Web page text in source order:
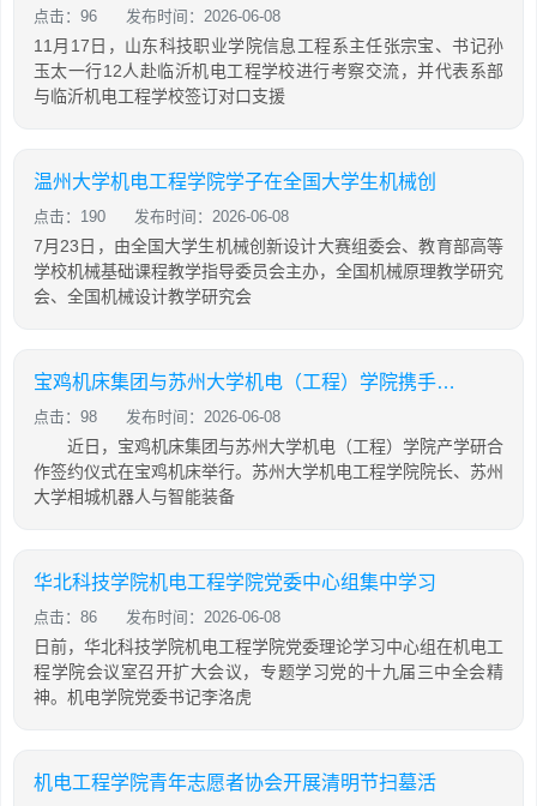
点击：96 发布时间：2026-06-08
11月17日，山东科技职业学院信息工程系主任张宗宝、书记孙
玉太一行12人赴临沂机电工程学校进行考察交流，并代表系部
与临沂机电工程学校签订对口支援
温州大学机电工程学院学子在全国大学生机械创
点击：190 发布时间：2026-06-08
7月23日，由全国大学生机械创新设计大赛组委会、教育部高等
学校机械基础课程教学指导委员会主办，全国机械原理教学研究
会、全国机械设计教学研究会
宝鸡机床集团与苏州大学机电（工程）学院携手智能制造产学研合作
点击：98 发布时间：2026-06-08
近日，宝鸡机床集团与苏州大学机电（工程）学院产学研合
作签约仪式在宝鸡机床举行。苏州大学机电工程学院院长、苏州
大学相城机器人与智能装备
华北科技学院机电工程学院党委中心组集中学习
点击：86 发布时间：2026-06-08
日前，华北科技学院机电工程学院党委理论学习中心组在机电工
程学院会议室召开扩大会议，专题学习党的十九届三中全会精
神。机电学院党委书记李洛虎
机电工程学院青年志愿者协会开展清明节扫墓活